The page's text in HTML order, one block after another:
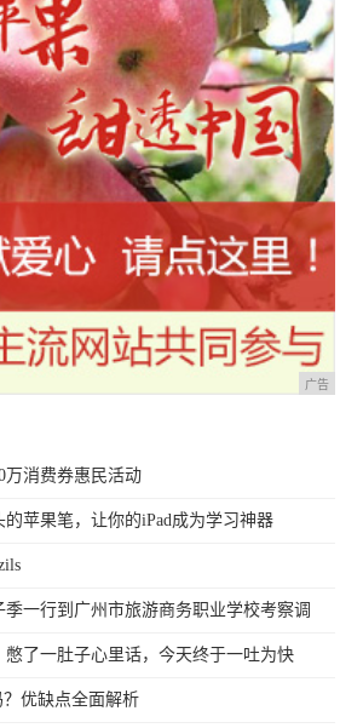
广告
万消费券惠民活动
苹果笔，让你的iPad成为学习神器
一行到广州市旅游商务职业学校考察调
憋了一肚子心里话，今天终于一吐为快
？优缺点全面解析